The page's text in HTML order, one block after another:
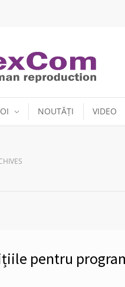
NOUTĂȚI VIDEO
pentru